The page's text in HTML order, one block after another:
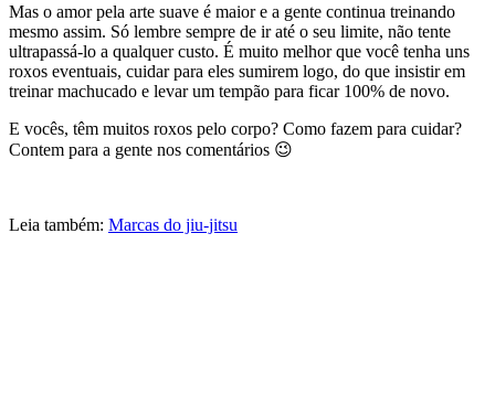
Mas o amor pela arte suave é maior e a gente continua treinando
mesmo assim. Só lembre sempre de ir até o seu limite, não tente
ultrapassá-lo a qualquer custo. É muito melhor que você tenha uns
roxos eventuais, cuidar para eles sumirem logo, do que insistir em
treinar machucado e levar um tempão para ficar 100% de novo.
E vocês, têm muitos roxos pelo corpo? Como fazem para cuidar?
Contem para a gente nos comentários 😉
Leia também: Marcas do jiu-jitsu